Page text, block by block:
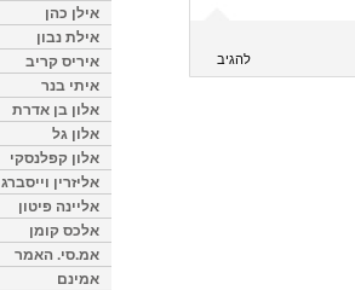
להגיב
אילן כהן
אילת נבון
איריס קריב
איתי בנר
אלון בן אדרת
אלון גל
אלון קפלנסקי
אליזרין וייסברג
אליינה פיטון
אלכס קומן
אמ.סי. האמר
אמינם